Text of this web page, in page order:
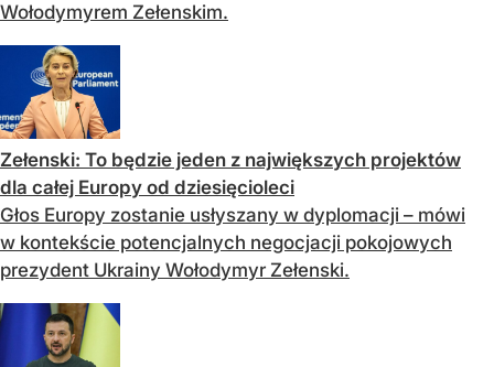
Wołodymyrem Zełenskim.
Zełenski: To będzie jeden z największych projektów
dla całej Europy od dziesięcioleci
Głos Europy zostanie usłyszany w dyplomacji – mówi
w kontekście potencjalnych negocjacji pokojowych
prezydent Ukrainy Wołodymyr Zełenski.